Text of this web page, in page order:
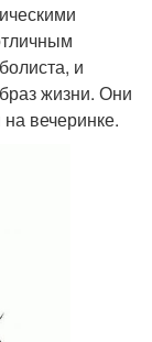
и
жизни. Они
на вечеринке.